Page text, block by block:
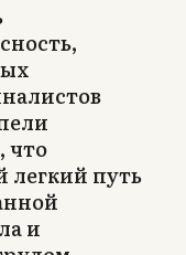
что
легкий путь
и